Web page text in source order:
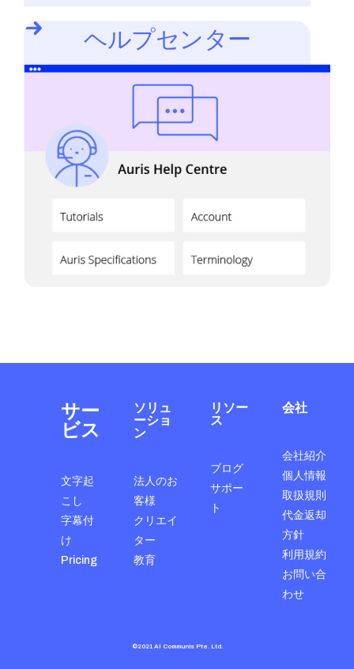
ヘルプセンター
サー
ビス
文字起
こし
字幕付
け
Pricing
ソリュ
ーショ
ン
法人のお
客様
クリエイ
ター
教育
リソー
ス
ブログ
サポー
ト
会社
会社紹介
個人情報
取扱規則
代金返却
方針
利用規約
お問い合
わせ
©2021 AI Communis Pte. Ltd.